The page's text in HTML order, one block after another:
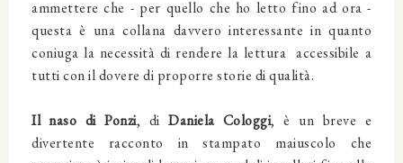
ammettere che - per quello che ho letto fino ad ora -
questa è una collana davvero interessante in quanto
coniuga la necessità di rendere la lettura accessibile a
tutti con il dovere di proporre storie di qualità.
Il naso di Ponzi, diDaniela Cologgi, è un breve e
divertente racconto in stampato maiuscolo che